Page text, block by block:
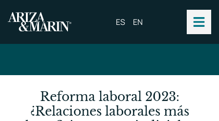
ES EN
Reforma laboral 2023:
¿Relaciones laborales más